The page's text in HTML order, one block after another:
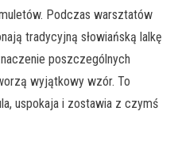
Podczas warsztatów
tradycyjną słowiańską lalkę
poszczególnych
wyjątkowy wzór. To
uspokaja i zostawia z czymś